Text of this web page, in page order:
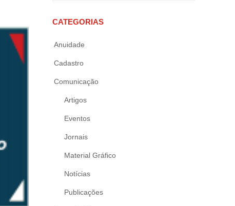
CATEGORIAS
Anuidade
Cadastro
Comunicação
Artigos
Eventos
Jornais
Material Gráfico
Notícias
Publicações